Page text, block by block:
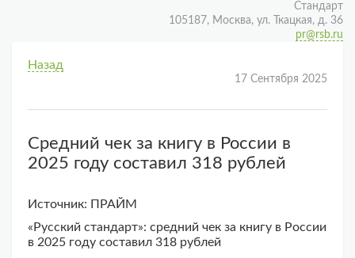
Стандарт
105187, Москва, ул. Ткацкая, д. 36
pr@rsb.ru
Назад
17 Сентября 2025
Средний чек за книгу в России в
2025 году составил 318 рублей
Источник: ПРАЙМ
«Русский стандарт»: средний чек за книгу в России
в 2025 году составил 318 рублей